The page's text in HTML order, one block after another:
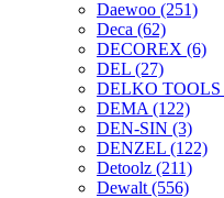
Daewoo (251)
Deca (62)
DECOREX (6)
DEL (27)
DELKO TOOLS
DEMA (122)
DEN-SIN (3)
DENZEL (122)
Detoolz (211)
Dewalt (556)